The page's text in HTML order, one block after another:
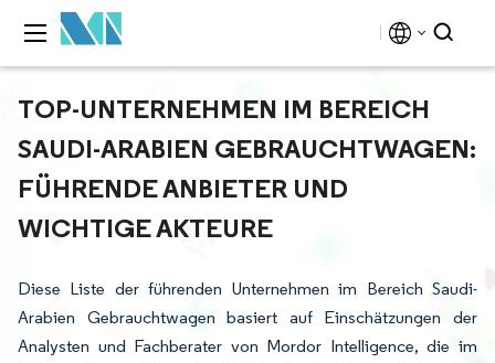
TOP-UNTERNEHMEN IM BEREICH
SAUDI-ARABIEN GEBRAUCHTWAGEN:
FÜHRENDE ANBIETER UND
WICHTIGE AKTEURE
Diese Liste der führenden Unternehmen im Bereich Saudi-
Arabien Gebrauchtwagen basiert auf Einschätzungen der
Analysten und Fachberater von Mordor Intelligence, die im